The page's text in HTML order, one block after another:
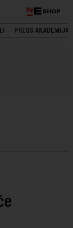
SHOP
PRESS AKADEMIJA